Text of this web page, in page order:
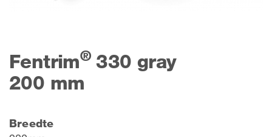
Fentrim®330 gray
200 mm
Breedte